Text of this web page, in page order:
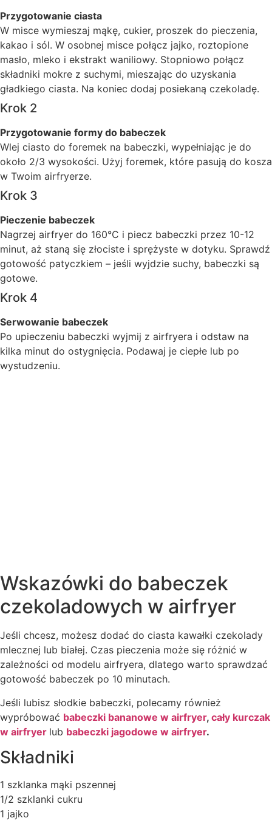
Przygotowanie ciasta
W misce wymieszaj mąkę, cukier, proszek do pieczenia,
kakao i sól. W osobnej misce połącz jajko, roztopione
masło, mleko i ekstrakt waniliowy. Stopniowo połącz
składniki mokre z suchymi, mieszając do uzyskania
gładkiego ciasta. Na koniec dodaj posiekaną czekoladę.
Krok 2
Przygotowanie formy do babeczek
Wlej ciasto do foremek na babeczki, wypełniając je do
około 2/3 wysokości. Użyj foremek, które pasują do kosza
w Twoim airfryerze.
Krok 3
Pieczenie babeczek
Nagrzej airfryer do 160°C i piecz babeczki przez 10-12
minut, aż staną się złociste i sprężyste w dotyku. Sprawdź
gotowość patyczkiem – jeśli wyjdzie suchy, babeczki są
gotowe.
Krok 4
Serwowanie babeczek
Po upieczeniu babeczki wyjmij z airfryera i odstaw na
kilka minut do ostygnięcia. Podawaj je ciepłe lub po
wystudzeniu.
Wskazówki do babeczek
czekoladowych w airfryer
Jeśli chcesz, możesz dodać do ciasta kawałki czekolady
mlecznej lub białej. Czas pieczenia może się różnić w
zależności od modelu airfryera, dlatego warto sprawdzać
gotowość babeczek po 10 minutach.
Jeśli lubisz słodkie babeczki, polecamy również
wypróbować babeczki bananowe w airfryer, cały kurczak
w airfryer lub babeczki jagodowe w airfryer.
Składniki
1 szklanka mąki pszennej
1/2 szklanki cukru
1 jajko